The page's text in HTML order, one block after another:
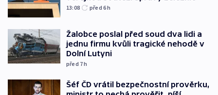
13:08 před 6h
Žalobce poslal před soud dva lidi a
jednu firmu kvůli tragické nehodě v
Dolní Lutyni
před 7h
Šéf ČD vrátil bezpečnostní prověrku,